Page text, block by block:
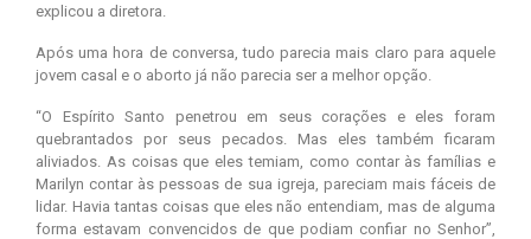
explicou a diretora.
Após uma hora de conversa, tudo parecia mais claro para aquele
jovem casal e o aborto já não parecia ser a melhor opção.
“O Espírito Santo penetrou em seus corações e eles foram
quebrantados por seus pecados. Mas eles também ficaram
aliviados. As coisas que eles temiam, como contar às famílias e
Marilyn contar às pessoas de sua igreja, pareciam mais fáceis de
lidar. Havia tantas coisas que eles não entendiam, mas de alguma
forma estavam convencidos de que podiam confiar no Senhor”,